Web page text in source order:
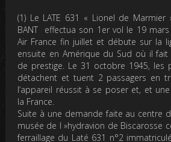
(1) Le LATE 631 « Lionel de Marmier
BANT effectua son 1er vol le 19
Air France fin juillet et débute sur la
ensuite en Amérique du Sud où il
de prestige. Le 31 octobre 1945, les
détachent et tuent 2 passagers en
l’appareil réussit à se poser et, et
la France.
Suite à une demande faite au centre
musée de l »hydravion de Biscarosse
ferraillage du Laté 631 n°2